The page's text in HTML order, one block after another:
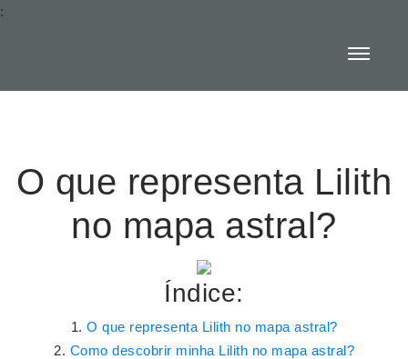
:
O que representa Lilith
no mapa astral?
Índice:
O que representa Lilith no mapa astral?
Como descobrir minha Lilith no mapa astral?